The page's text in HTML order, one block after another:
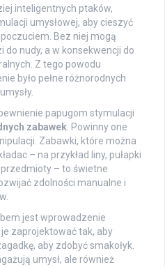
inteligentnych ptaków,
umysłowej, aby cieszyć
Bez niej mogą
do nudy, a w konsekwencji do
Z tego powodu
było pełne różnorodnych
papugom stymulacji
zabawek. Powinny one
Zabawki, które można
– na przykład liny, pułapki
– to świetne
zdolności manualne i
jest wprowadzenie
je zaprojektować tak, aby
aby zdobyć smakołyk.
umysł, ale również